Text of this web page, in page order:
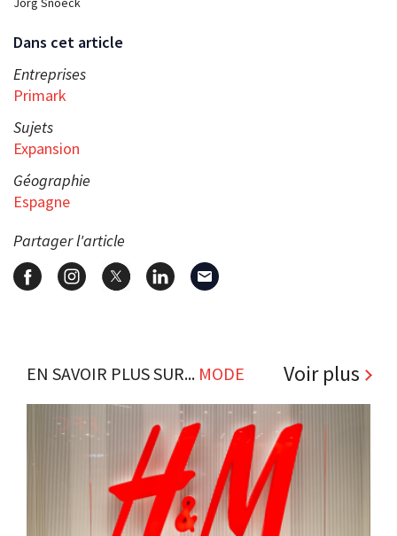
Dans cet article
Entreprises
Primark
Sujets
Expansion
Géographie
Espagne
Partager l'article
EN SAVOIR PLUS SUR... MODE Voir plus